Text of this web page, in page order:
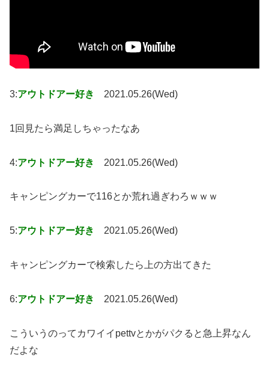
3:アウトドアー好き 2021.05.26(Wed)
1回見たら満足しちゃったなあ
4:アウトドアー好き 2021.05.26(Wed)
キャンピングカーで116とか荒れ過ぎわろｗｗｗ
5:アウトドアー好き 2021.05.26(Wed)
キャンピングカーで検索したら上の方出てきた
6:アウトドアー好き 2021.05.26(Wed)
こういうのってカワイイpettvとかがパクると急上昇なん
だよな